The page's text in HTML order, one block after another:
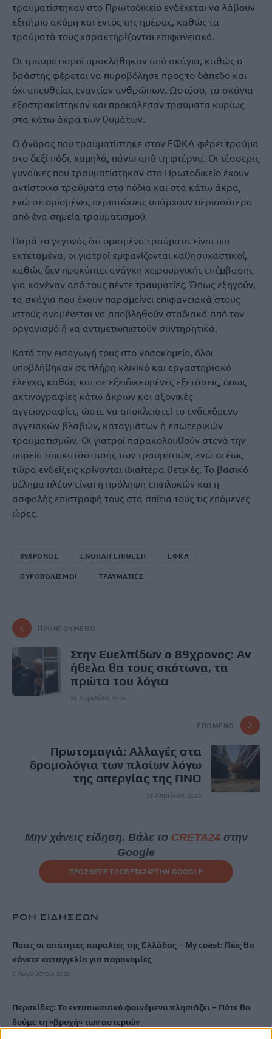
τραυματίστηκαν στο Πρωτοδικείο ενδέχεται να λάβουν
εξιτήριο ακόμη και εντός της ημέρας, καθώς τα
τραύματά τους χαρακτηρίζονται επιφανειακά.
Οι τραυματισμοί προκλήθηκαν από σκάγια, καθώς ο
δράστης φέρεται να πυροβόλησε προς το δάπεδο και
όχι απευθείας εναντίον ανθρώπων. Ωστόσο, τα σκάγια
εξοστρακίστηκαν και προκάλεσαν τραύματα κυρίως
στα κάτω άκρα των θυμάτων.
Ο άνδρας που τραυματίστηκε στον ΕΦΚΑ φέρει τραύμα
στο δεξί πόδι, χαμηλά, πάνω από τη φτέρνα. Οι τέσσερις
γυναίκες που τραυματίστηκαν στο Πρωτοδικείο έχουν
αντίστοιχα τραύματα στα πόδια και στα κάτω άκρα,
ενώ σε ορισμένες περιπτώσεις υπάρχουν περισσότερα
από ένα σημεία τραυματισμού.
Παρά το γεγονός ότι ορισμένα τραύματα είναι πιο
εκτεταμένα, οι γιατροί εμφανίζονται καθησυχαστικοί,
καθώς δεν προκύπτει ανάγκη χειρουργικής επέμβασης
για κανέναν από τους πέντε τραυματίες. Όπως εξηγούν,
τα σκάγια που έχουν παραμείνει επιφανειακά στους
ιστούς αναμένεται να αποβληθούν σταδιακά από τον
οργανισμό ή να αντιμετωπιστούν συντηρητικά.
Κατά την εισαγωγή τους στο νοσοκομείο, όλοι
υποβλήθηκαν σε πλήρη κλινικό και εργαστηριακό
έλεγχο, καθώς και σε εξειδικευμένες εξετάσεις, όπως
ακτινογραφίες κάτω άκρων και αξονικές
αγγειογραφίες, ώστε να αποκλειστεί το ενδεχόμενο
αγγειακών βλαβών, καταγμάτων ή εσωτερικών
τραυματισμών. Οι γιατροί παρακολουθούν στενά την
πορεία αποκατάστασης των τραυματιών, ενώ οι έως
τώρα ενδείξεις κρίνονται ιδιαίτερα θετικές. Το βασικό
μέλημα πλέον είναι η πρόληψη επιπλοκών και η
ασφαλής επιστροφή τους στα σπίτια τους τις επόμενες
ώρες.
89ΧΡΟΝΟΣ ΕΝΟΠΛΗ ΕΠΙΘΕΣΗ ΕΦΚΑ
ΠΥΡΟΒΟΛΙΣΜΟΙ ΤΡΑΥΜΑΤΙΕΣ
ΠΡΟΗΓΟΎΜΕΝΟ
Στην Ευελπίδων ο 89χρονος: Αν
ήθελα θα τους σκότωνα, τα
πρώτα του λόγια
29 Απριλίου, 2026
ΕΠΌΜΕΝΟ
Πρωτομαγιά: Αλλαγές στα
δρομολόγια των πλοίων λόγω
της απεργίας της ΠΝΟ
29 Απριλίου, 2026
Μην χάνεις είδηση. Βάλε το CRETA24στην
Google
ΠΡΟΣΘΕΣΕ ΤΟCRETA24ΣΤΗΝ GOOGLE
ΡΟΗ ΕΙΔΗΣΕΩΝ
Ποιες οι απάτητες παραλίες της Ελλάδας – My coast: Πώς θα
κάνετε καταγγελία για παρανομίες
8 Αυγούστου, 2026
Περσείδες: Το εντυπωσιακό φαινόμενο πλησιάζει – Πότε θα
δούμε τη «βροχή» των αστεριών